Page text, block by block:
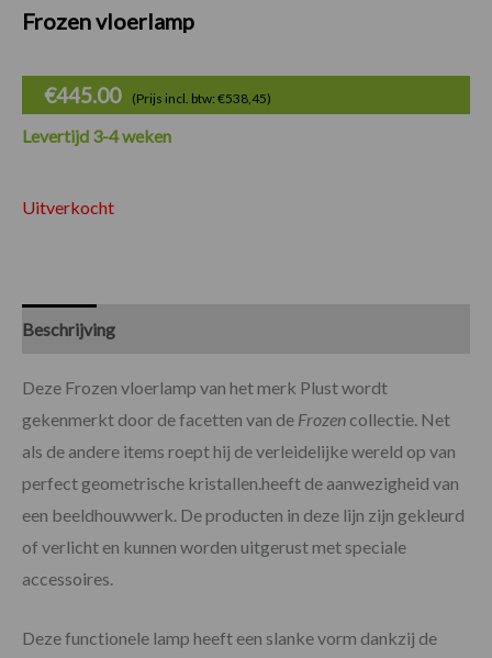
Frozen vloerlamp
€445.00 (Prijs incl. btw: €538,45)
Levertijd 3-4 weken
Uitverkocht
Beschrijving
Deze Frozen vloerlamp van het merk Plust wordt
gekenmerkt door de facetten van de Frozen collectie. Net
als de andere items roept hij de verleidelijke wereld op van
perfect geometrische kristallen.heeft de aanwezigheid van
een beeldhouwwerk. De producten in deze lijn zijn gekleurd
of verlicht en kunnen worden uitgerust met speciale
accessoires.
Deze functionele lamp heeft een slanke vorm dankzij de